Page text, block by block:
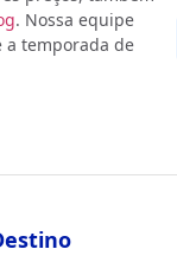
. Nossa equipe
a temporada de